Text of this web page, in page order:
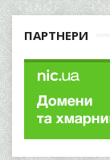
ПАРТНЕРИ